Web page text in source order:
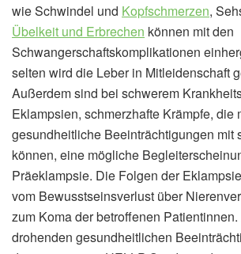
wie Schwindel und Kopfschmerzen,
Übelkeit und Erbrechen können mit den
Schwangerschaftskomplikationen
selten wird die Leber in Mitleidenschaft
Außerdem sind bei schwerem
Eklampsien, schmerzhafte Krämpfe, die
gesundheitliche Beeinträchtigungen mit
können, eine mögliche
Präeklampsie. Die Folgen der
vom Bewusstseinsverlust über
zum Koma der betroffenen
drohenden gesundheitlichen